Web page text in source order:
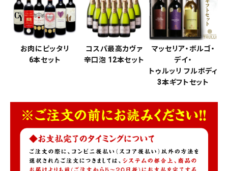
お肉にピッタリ
6本セット
コスパ最高カヴァ
辛口泡 12本セット
マッセリア・ボルゴ・
デイ・
トゥルッリ フルボディ
3本ギフトセット